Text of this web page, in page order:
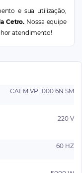
e sua utilização,
Cetro. Nossa equipe
atendimento!
CAFM VP 1000 6N SM
220 V
60 HZ